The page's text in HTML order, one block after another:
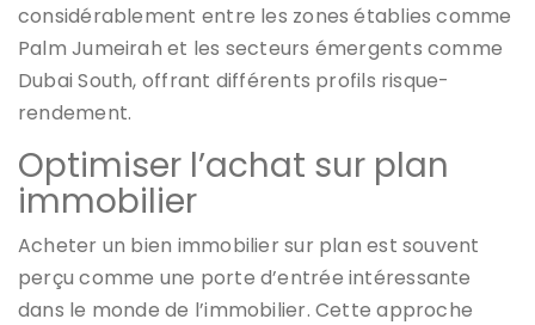
considérablement entre les zones établies comme
Palm Jumeirah et les secteurs émergents comme
Dubai South, offrant différents profils risque-
rendement.
Optimiser l’achat sur plan
immobilier
Acheter un bien immobilier sur plan est souvent
perçu comme une porte d’entrée intéressante
dans le monde de l’immobilier. Cette approche